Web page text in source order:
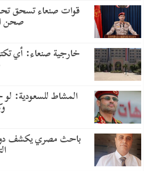
قوات صنعاء تسحق
صحن
خارجية صنعاء: أي
المشاط للسعودية:
باحث مصري يكشف